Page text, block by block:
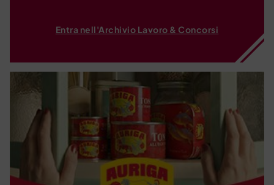
Entra nell'Archivio Lavoro & Concorsi